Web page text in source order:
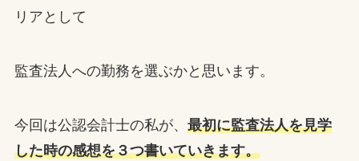
リアとして
監査法人への勤務を選ぶかと思います。
今回は公認会計士の私が、 最初に監査法人を見学
した時の感想を３つ書いていきます。